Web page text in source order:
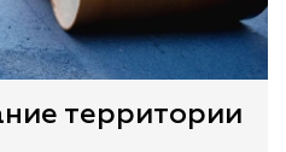
территории